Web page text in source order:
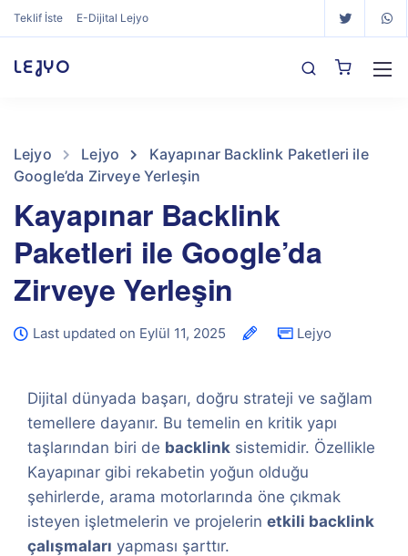
Teklif İste E-Dijital Lejyo
LEJYO
Lejyo Lejyo
Kayapınar Backlink Paketleri ile
Google’da Zirveye Yerleşin
Kayapınar Backlink
Paketleri ile Google’da
Zirveye Yerleşin
Last updated on Eylül 11, 2025 Lejyo
Dijital dünyada başarı, doğru strateji ve sağlam
temellere dayanır. Bu temelin en kritik yapı
taşlarından biri de backlink sistemidir. Özellikle
Kayapınar gibi rekabetin yoğun olduğu
şehirlerde, arama motorlarında öne çıkmak
isteyen işletmelerin ve projelerin etkili backlink
çalışmaları yapması şarttır.